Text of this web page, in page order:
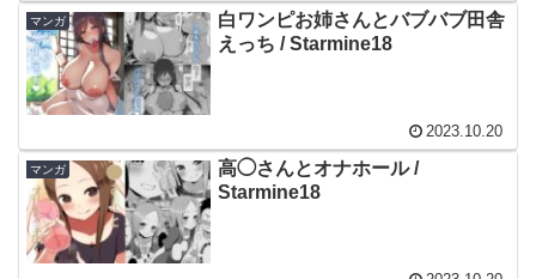
マンガ
白ワンピお姉さんとバブバブ田舎
えっち / Starmine18
2023.10.20
マンガ
高◯さんとオナホール /
Starmine18